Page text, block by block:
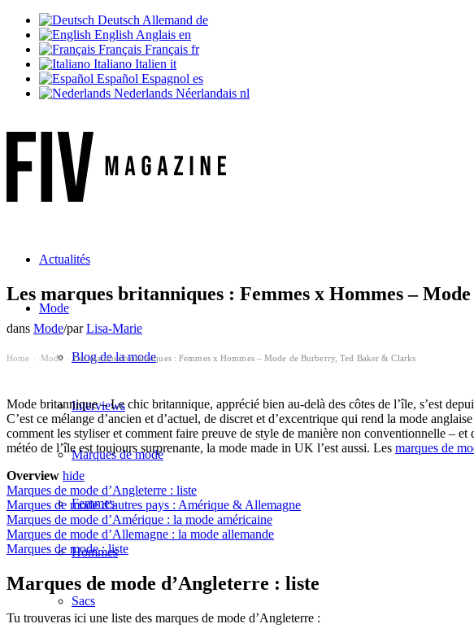
Deutsch Allemand de
English Anglais en
Français Français fr
Italiano Italien it
Español Espagnol es
Nederlands Néerlandais nl
Actualités
Mode
Blog de la mode
Interviews
Marques de mode
Femmes
Hommes
Sacs
Les marques britanniques : Femmes x Hommes –
dans Mode/parLisa-Marie
Home Mode Les marques britanniques : Femmes x Hommes – Mode de Burberry, Ted Baker & Clarks
Mode britannique – Le chic britannique, apprécié bien au-delà des côtes de l’île, s’est
C’est ce mélange d’ancien et d’actuel, de discret et d’excentrique qui rend la mode
comment les styliser et comment faire preuve de style de manière non conventionnelle –
météo de l’île est toujours surprenante, la mode made in UK l’est aussi. Les marques de
Overview hide
Marques de mode d’Angleterre : liste
Marques de mode d’autres pays : Amérique & Allemagne
Marques de mode d’Amérique : la mode américaine
Marques de mode d’Allemagne : la mode allemande
Marques de mode : liste
Marques de mode d’Angleterre : liste
Tu trouveras ici une liste des marques de mode d’Angleterre :